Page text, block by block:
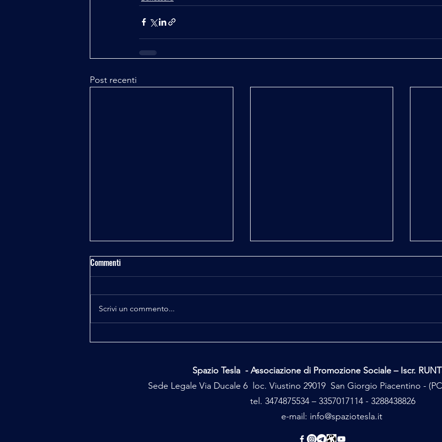
Post recenti
Commenti
Scrivi un commento...
Spazio Tesla - Associazione di Promozione Sociale – Iscr.
Sede Legale Via Ducale 6 loc. Viustino 29019 San Giorgio Piacentino -
tel. 3474875534 – 3357017114 - 3288438826
e-mail: info@spaziotesla.it